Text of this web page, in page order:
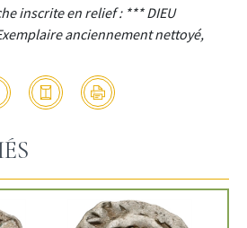
inscrite en relief : *** DIEU
Exemplaire anciennement nettoyé,